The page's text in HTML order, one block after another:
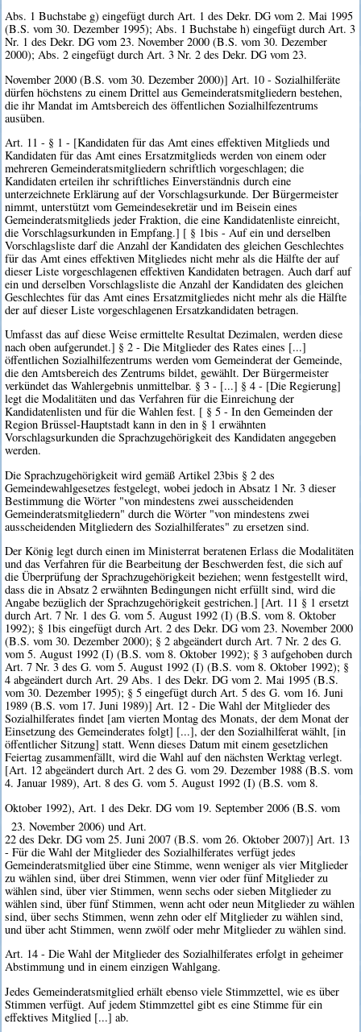
Abs. 1 Buchstabe g) eingefügt durch Art. 1 des Dekr. DG vom 2. Mai 1995
(B.S. vom 30. Dezember 1995); Abs. 1 Buchstabe h) eingefügt durch Art. 3
Nr. 1 des Dekr. DG vom 23. November 2000 (B.S. vom 30. Dezember
2000); Abs. 2 eingefügt durch Art. 3 Nr. 2 des Dekr. DG vom 23.
November 2000 (B.S. vom 30. Dezember 2000)] Art. 10 - Sozialhilferäte
dürfen höchstens zu einem Drittel aus Gemeinderatsmitgliedern bestehen,
die ihr Mandat im Amtsbereich des öffentlichen Sozialhilfezentrums
ausüben.
Art. 11 - § 1 - [Kandidaten für das Amt eines effektiven Mitglieds und
Kandidaten für das Amt eines Ersatzmitglieds werden von einem oder
mehreren Gemeinderatsmitgliedern schriftlich vorgeschlagen; die
Kandidaten erteilen ihr schriftliches Einverständnis durch eine
unterzeichnete Erklärung auf der Vorschlagsurkunde. Der Bürgermeister
nimmt, unterstützt vom Gemeindesekretär und im Beisein eines
Gemeinderatsmitglieds jeder Fraktion, die eine Kandidatenliste einreicht,
die Vorschlagsurkunden in Empfang.] [ § 1bis - Auf ein und derselben
Vorschlagsliste darf die Anzahl der Kandidaten des gleichen Geschlechtes
für das Amt eines effektiven Mitgliedes nicht mehr als die Hälfte der auf
dieser Liste vorgeschlagenen effektiven Kandidaten betragen. Auch darf auf
ein und derselben Vorschlagsliste die Anzahl der Kandidaten des gleichen
Geschlechtes für das Amt eines Ersatzmitgliedes nicht mehr als die Hälfte
der auf dieser Liste vorgeschlagenen Ersatzkandidaten betragen.
Umfasst das auf diese Weise ermittelte Resultat Dezimalen, werden diese
nach oben aufgerundet.] § 2 - Die Mitglieder des Rates eines [...]
öffentlichen Sozialhilfezentrums werden vom Gemeinderat der Gemeinde,
die den Amtsbereich des Zentrums bildet, gewählt. Der Bürgermeister
verkündet das Wahlergebnis unmittelbar. § 3 - [...] § 4 - [Die Regierung]
legt die Modalitäten und das Verfahren für die Einreichung der
Kandidatenlisten und für die Wahlen fest. [ § 5 - In den Gemeinden der
Region Brüssel-Hauptstadt kann in den in § 1 erwähnten
Vorschlagsurkunden die Sprachzugehörigkeit des Kandidaten angegeben
werden.
Die Sprachzugehörigkeit wird gemäß Artikel 23bis § 2 des
Gemeindewahlgesetzes festgelegt, wobei jedoch in Absatz 1 Nr. 3 dieser
Bestimmung die Wörter "von mindestens zwei ausscheidenden
Gemeinderatsmitgliedern" durch die Wörter "von mindestens zwei
ausscheidenden Mitgliedern des Sozialhilferates" zu ersetzen sind.
Der König legt durch einen im Ministerrat beratenen Erlass die Modalitäten
und das Verfahren für die Bearbeitung der Beschwerden fest, die sich auf
die Überprüfung der Sprachzugehörigkeit beziehen; wenn festgestellt wird,
dass die in Absatz 2 erwähnten Bedingungen nicht erfüllt sind, wird die
Angabe bezüglich der Sprachzugehörigkeit gestrichen.] [Art. 11 § 1 ersetzt
durch Art. 7 Nr. 1 des G. vom 5. August 1992 (I) (B.S. vom 8. Oktober
1992); § 1bis eingefügt durch Art. 2 des Dekr. DG vom 23. November 2000
(B.S. vom 30. Dezember 2000); § 2 abgeändert durch Art. 7 Nr. 2 des G.
vom 5. August 1992 (I) (B.S. vom 8. Oktober 1992); § 3 aufgehoben durch
Art. 7 Nr. 3 des G. vom 5. August 1992 (I) (B.S. vom 8. Oktober 1992); §
4 abgeändert durch Art. 29 Abs. 1 des Dekr. DG vom 2. Mai 1995 (B.S.
vom 30. Dezember 1995); § 5 eingefügt durch Art. 5 des G. vom 16. Juni
1989 (B.S. vom 17. Juni 1989)] Art. 12 - Die Wahl der Mitglieder des
Sozialhilferates findet [am vierten Montag des Monats, der dem Monat der
Einsetzung des Gemeinderates folgt] [...], der den Sozialhilferat wählt, [in
öffentlicher Sitzung] statt. Wenn dieses Datum mit einem gesetzlichen
Feiertag zusammenfällt, wird die Wahl auf den nächsten Werktag verlegt.
[Art. 12 abgeändert durch Art. 2 des G. vom 29. Dezember 1988 (B.S. vom
4. Januar 1989), Art. 8 des G. vom 5. August 1992 (I) (B.S. vom 8.
Oktober 1992), Art. 1 des Dekr. DG vom 19. September 2006 (B.S. vom
23. November 2006) und Art.
22 des Dekr. DG vom 25. Juni 2007 (B.S. vom 26. Oktober 2007)] Art. 13
- Für die Wahl der Mitglieder des Sozialhilferates verfügt jedes
Gemeinderatsmitglied über eine Stimme, wenn weniger als vier Mitglieder
zu wählen sind, über drei Stimmen, wenn vier oder fünf Mitglieder zu
wählen sind, über vier Stimmen, wenn sechs oder sieben Mitglieder zu
wählen sind, über fünf Stimmen, wenn acht oder neun Mitglieder zu wählen
sind, über sechs Stimmen, wenn zehn oder elf Mitglieder zu wählen sind,
und über acht Stimmen, wenn zwölf oder mehr Mitglieder zu wählen sind.
Art. 14 - Die Wahl der Mitglieder des Sozialhilferates erfolgt in geheimer
Abstimmung und in einem einzigen Wahlgang.
Jedes Gemeinderatsmitglied erhält ebenso viele Stimmzettel, wie es über
Stimmen verfügt. Auf jedem Stimmzettel gibt es eine Stimme für ein
effektives Mitglied [...] ab.